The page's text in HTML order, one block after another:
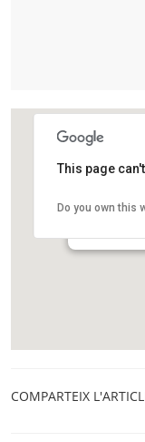
Agrupació
Prat de la
This page
Do you own this
COMPARTEIX